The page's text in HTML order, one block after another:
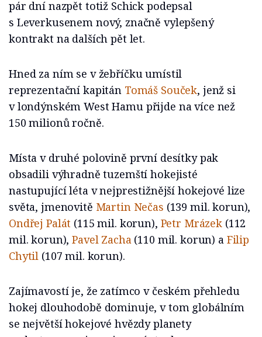
pár dní nazpět totiž Schick podepsal
s Leverkusenem nový, značně vylepšený
kontrakt na dalších pět let.
Hned za ním se v žebříčku umístil
reprezentační kapitán Tomáš Souček, jenž si
v londýnském West Hamu přijde na více než
150 milionů ročně.
Místa v druhé polovině první desítky pak
obsadili výhradně tuzemští hokejisté
nastupující léta v nejprestižnější hokejové lize
světa, jmenovitě Martin Nečas (139 mil. korun),
Ondřej Palát (115 mil. korun), Petr Mrázek(112
mil. korun),Pavel Zacha(110 mil. korun) a Filip
Chytil (107 mil. korun).
Zajímavostí je, že zatímco v českém přehledu
hokej dlouhodobě dominuje, v tom globálním
se největší hokejové hvězdy planety